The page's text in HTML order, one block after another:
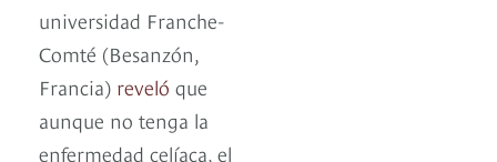
universidad Franche-
Comté (Besanzón,
Francia) reveló que
aunque no tenga la
enfermedad celíaca, el